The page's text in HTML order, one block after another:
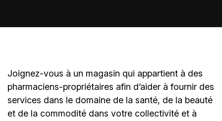
Joignez-vous à un magasin qui appartient à des
pharmaciens-propriétaires afin d’aider à fournir des
services dans le domaine de la santé, de la beauté
et de la commodité dans votre collectivité et à